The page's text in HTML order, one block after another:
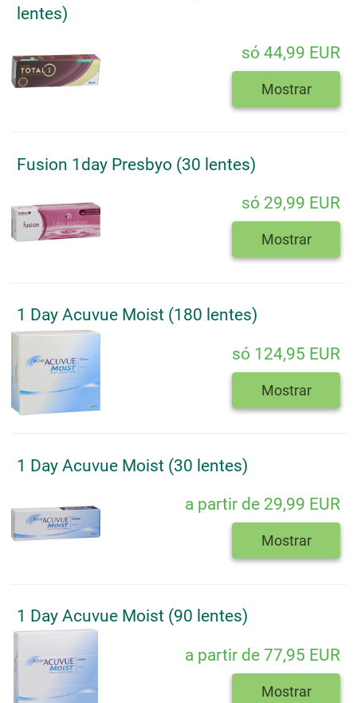
lentes)
só 44,99 EUR
Mostrar
Fusion 1day Presbyo (30 lentes)
só 29,99 EUR
Mostrar
1 Day Acuvue Moist (180 lentes)
só 124,95 EUR
Mostrar
1 Day Acuvue Moist (30 lentes)
a partir de 29,99 EUR
Mostrar
1 Day Acuvue Moist (90 lentes)
a partir de 77,95 EUR
Mostrar